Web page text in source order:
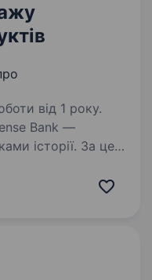
від 1 року.
історії. За цей
кожен